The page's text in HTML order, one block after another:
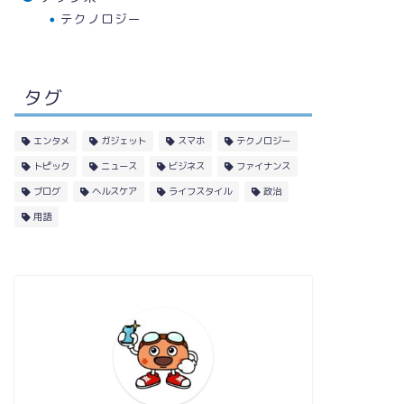
テクノロジー
タグ
エンタメ ガジェット スマホ
テクノロジー
トピック
ニュース ビジネス
ファイナンス
ブログ
ヘルスケア ライフスタイル
政治
用語